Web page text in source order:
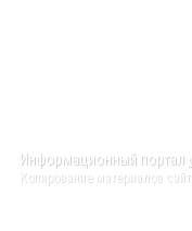
Информационный портал
Копирование материалов